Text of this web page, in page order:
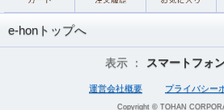
e-honトップへ
表示 ： スマートフォ
運営会社概要 プライバシー
Copyright © TOHAN